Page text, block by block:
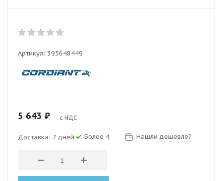
Артикул: 395648449
5 643 ₽ с НДС
Доставка: 7 дней Более 4 Нашли дешевле?